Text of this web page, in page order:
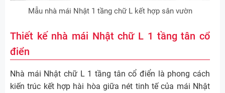
Mẫu nhà mái Nhật 1 tầng chữ L kết hợp sân vườn
Thiết kế nhà mái Nhật chữ L 1 tầng tân cổ
điển
Nhà mái Nhật chữ L 1 tầng tân cổ điển là phong cách
kiến trúc kết hợp hài hòa giữa nét tinh tế của mái Nhật